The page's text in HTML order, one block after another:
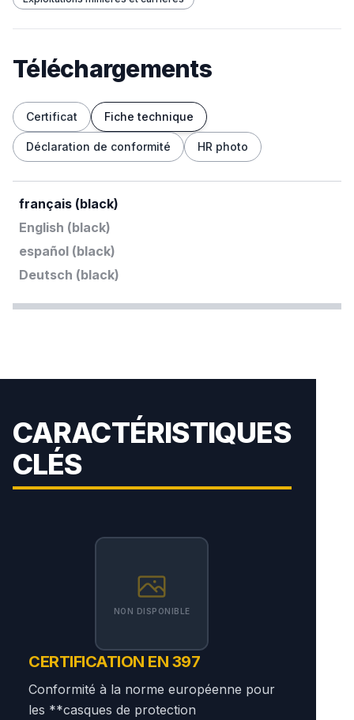
Téléchargements
Certificat Fiche technique
Déclaration de conformité HR photo
français (black)
English (black)
español (black)
Deutsch (black)
CARACTÉRISTIQUES
CLÉS
NON DISPONIBLE
CERTIFICATION EN 397
Conformité à la norme européenne pour
les **casques de protection